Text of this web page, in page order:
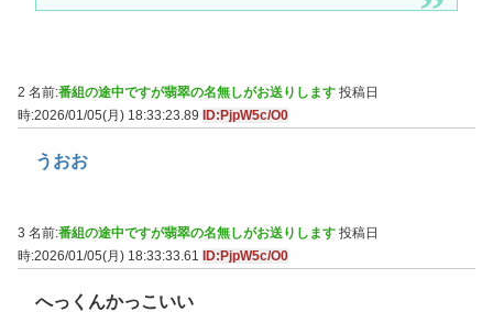
2 名前:番組の途中ですが翡翠の名無しがお送りします 投稿日
時:2026/01/05(月) 18:33:23.89 ID:PjpW5c/O0
うおお
3 名前:番組の途中ですが翡翠の名無しがお送りします 投稿日
時:2026/01/05(月) 18:33:33.61
ID:PjpW5c/O0
へっくんかっこいい